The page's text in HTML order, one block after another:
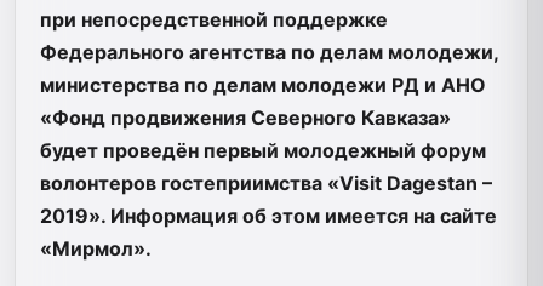
при непосредственной поддержке
Федерального агентства по делам молодежи,
министерства по делам молодежи РД и АНО
«Фонд продвижения Северного Кавказа»
будет проведён первый молодежный форум
волонтеров гостеприимства «Visit Dagestan –
2019». Информация об этом имеется на сайте
«Мирмол».